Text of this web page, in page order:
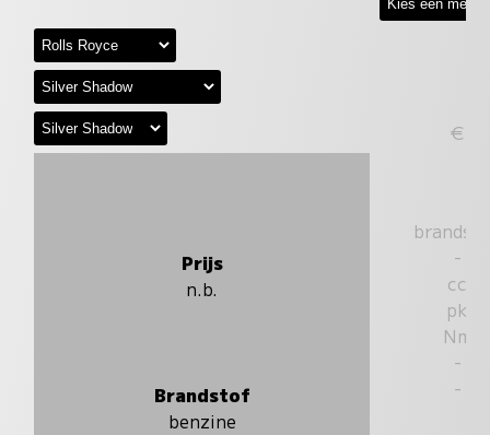
Prijs
n.b.
Brandstof
benzine
€
-
cc
pk
Nm
-
-